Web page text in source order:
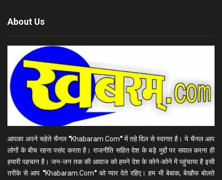
About Us
आपका अपने चहेते चैनल "Khabaram.Com"में तहे दिल से स्वागत है। ये चैनल आप
लोगों के बीच रहना पसंद करता है। राजनीति सहित देश के बड़े मुद्दों पर सवाल करना ही
हमारी पहचान है। जन-जन तक की आवाज को हमने देश के कोने-कोने में पहुंचाया है इसी
तरीके से आप "Khabaram.Com"को प्यार देते रहिए। हम भी बेबाक, बेखौफ बोलते